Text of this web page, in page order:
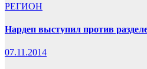
РЕГИОН
Нардеп выступил против
07.11.2014